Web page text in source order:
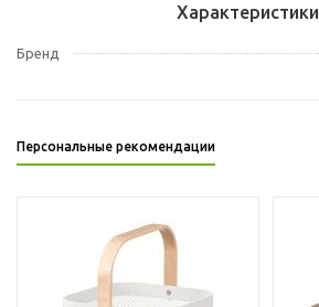
Характеристики
Бренд
Персональные рекомендации